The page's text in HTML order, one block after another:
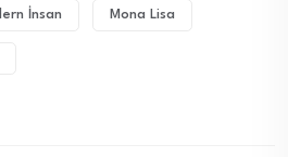
İnsan Mona Lisa